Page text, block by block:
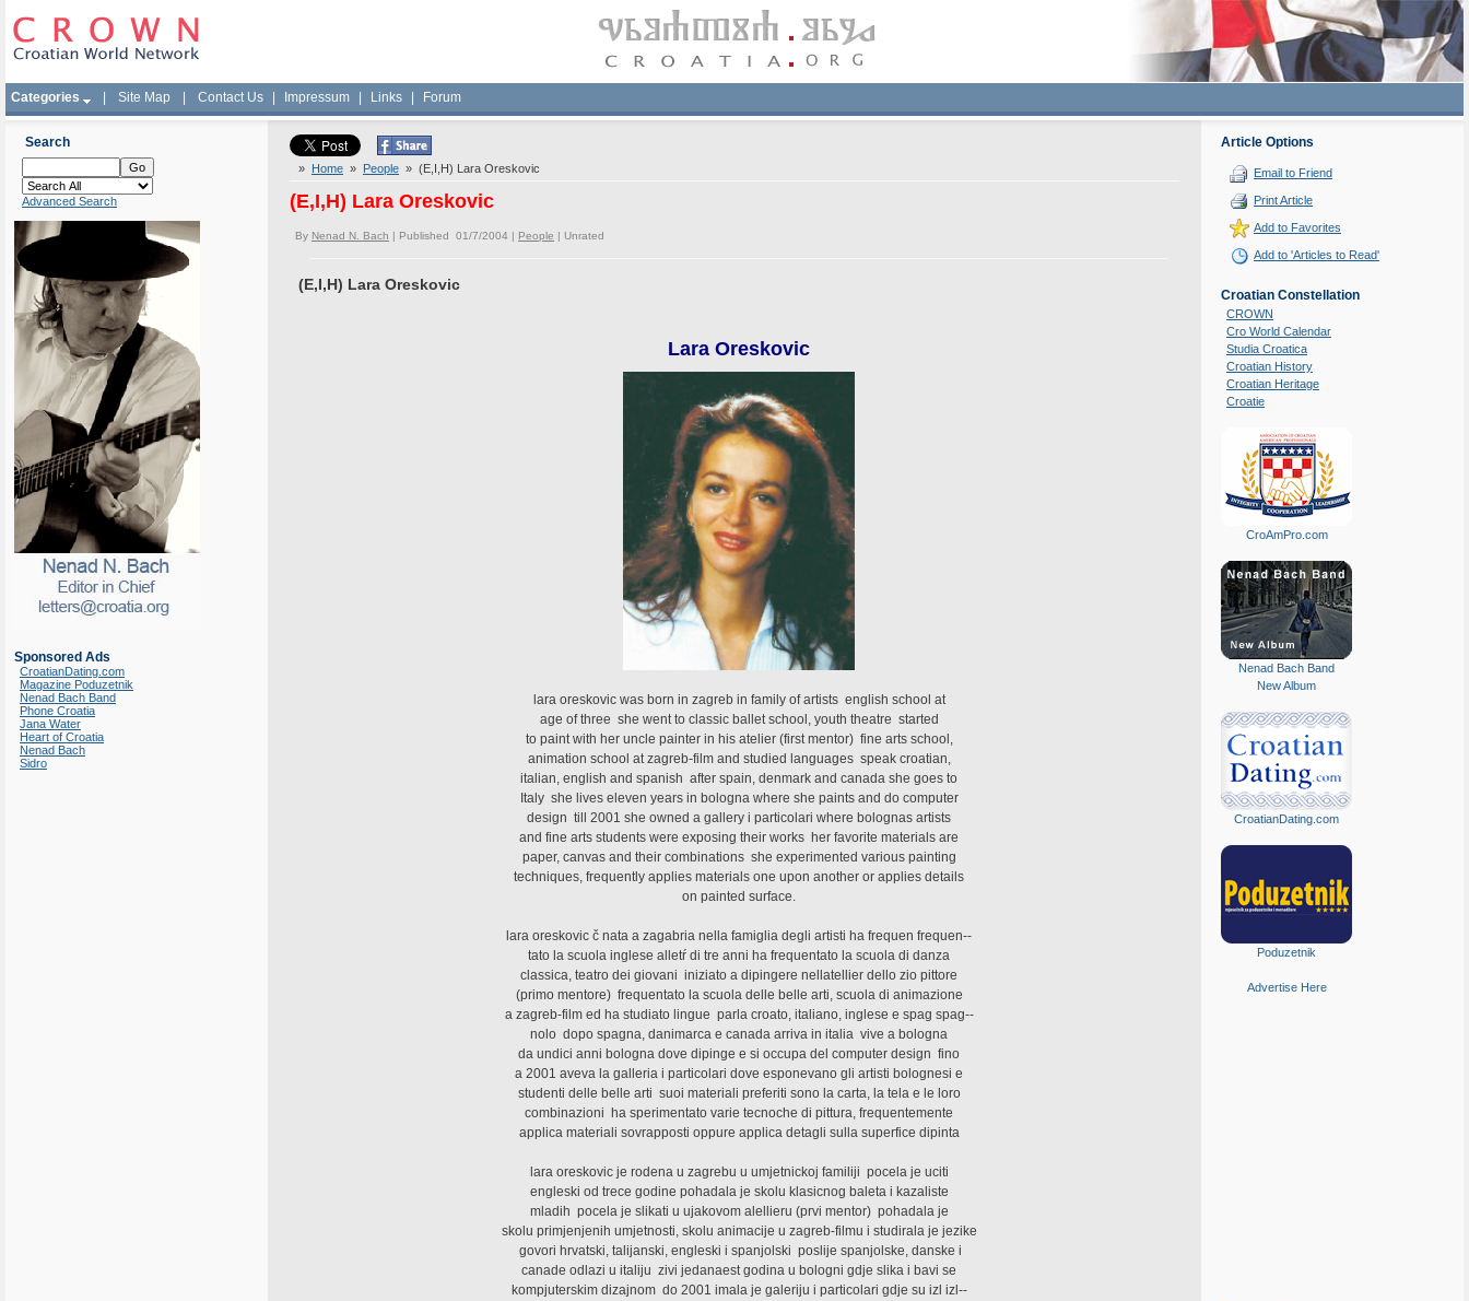
Categories Site Map Contact Us Impressum Links Forum
Search
Advanced Search
Sponsored Ads
CroatianDating.com
Magazine Poduzetnik
Nenad Bach Band
Phone Croatia
Jana Water
Heart of Croatia
Nenad Bach
Sidro
» Home » People » (E,I,H) Lara Oreskovic
(E,I,H) Lara Oreskovic
By Nenad N. Bach | Published 01/7/2004 | People | Unrated
(E,I,H) Lara Oreskovic
Lara Oreskovic
lara oreskovic was born in zagreb in family of artists  english school at
age of three  she went to classic ballet school, youth theatre  started
to paint with her uncle painter in his atelier (first mentor)  fine arts school,
animation school at zagreb-film and studied languages  speak croatian,
italian, english and spanish  after spain, denmark and canada she goes to
Italy  she lives eleven years in bologna where she paints and do computer
design  till 2001 she owned a gallery i particolari where bolognas artists
and fine arts students were exposing their works  her favorite materials are
paper, canvas and their combinations  she experimented various painting
techniques, frequently applies materials one upon another or applies details
on painted surface.
lara oreskovic č nata a zagabria nella famiglia degli artisti ha frequen frequen--
tato la scuola inglese alletŕ di tre anni ha frequentato la scuola di danza
classica, teatro dei giovani  iniziato a dipingere nellatellier dello zio pittore
(primo mentore)  frequentato la scuola delle belle arti, scuola di animazione
a zagreb-film ed ha studiato lingue  parla croato, italiano, inglese e spag spag--
nolo  dopo spagna, danimarca e canada arriva in italia  vive a bologna
da undici anni bologna dove dipinge e si occupa del computer design  fino
a 2001 aveva la galleria i particolari dove esponevano gli artisti bolognesi e
studenti delle belle arti  suoi materiali preferiti sono la carta, la tela e le loro
combinazioni  ha sperimentato varie tecnoche di pittura, frequentemente
applica materiali sovrapposti oppure applica detagli sulla superfice dipinta
lara oreskovic je rodena u zagrebu u umjetnickoj familiji  pocela je uciti
engleski od trece godine pohadala je skolu klasicnog baleta i kazaliste
mladih  pocela je slikati u ujakovom alellieru (prvi mentor)  pohadala je
skolu primjenjenih umjetnosti, skolu animacije u zagreb-filmu i studirala je jezike
 govori hrvatski, talijanski, engleski i spanjolski  poslije spanjolske, danske i
canade odlazi u italiju  zivi jedanaest godina u bologni gdje slika i bavi se
kompjuterskim dizajnom  do 2001 imala je galeriju i particolari gdje su izl izl--
Article Options
Email to Friend
Print Article
Add to Favorites
Add to 'Articles to Read'
Croatian Constellation
CROWN
Cro World Calendar
Studia Croatica
Croatian History
Croatian Heritage
Croatie
CroAmPro.com
Nenad Bach Band
New Album
CroatianDating.com
Poduzetnik
Advertise Here